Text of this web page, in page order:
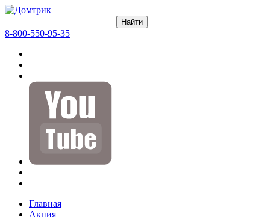
8-800-550-95-35
Главная
Акция